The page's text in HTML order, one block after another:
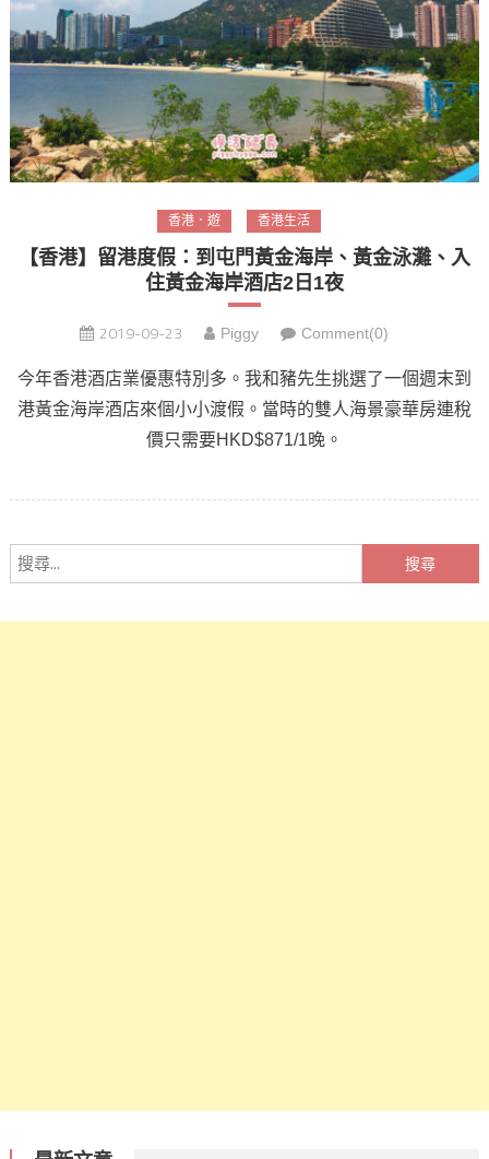
香港．遊 香港生活
【香港】留港度假：到屯門黃金海岸、黃金泳灘、入
住黃金海岸酒店2日1夜
2019-09-23 Piggy Comment(0)
今年香港酒店業優惠特別多。我和豬先生挑選了一個週末到
港黃金海岸酒店來個小小渡假。當時的雙人海景豪華房連稅
價只需要HKD$871/1晚。